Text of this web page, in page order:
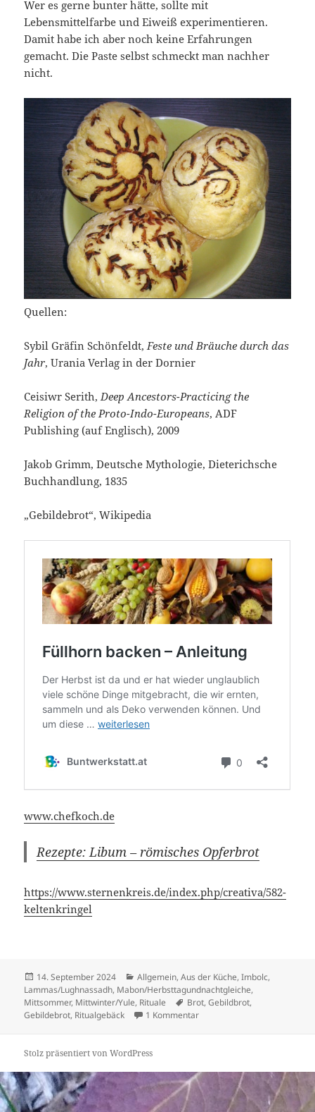
Wer es gerne bunter hätte, sollte mit
Lebensmittelfarbe und Eiweiß experimentieren.
Damit habe ich aber noch keine Erfahrungen
gemacht. Die Paste selbst schmeckt man nachher
nicht.
Quellen:
Sybil Gräfin Schönfeldt,Feste und Bräuche durch das
Jahr, Urania Verlag in der Dornier
Ceisiwr Serith,Deep Ancestors-Practicing the
Religion of the Proto-Indo-Europeans, ADF
Publishing (auf Englisch), 2009
Jakob Grimm, Deutsche Mythologie, Dieterichsche
Buchhandlung, 1835
„Gebildebrot“, Wikipedia
www.chefkoch.de
Rezepte: Libum – römisches Opferbrot
https://www.sternenkreis.de/index.php/creativa/582-
keltenkringel
Veröffentlicht
am
14. September 2024 Kategorien
Allgemein,Aus der Küche,Imbolc,
Lammas/Lughnassadh, Mabon/Herbsttagundnachtgleiche,
Mittsommer, Mittwinter/Yule, Rituale Schlagwörter
Brot,Gebildbrot,
Gebildebrot, Ritualgebäck 1 Kommentarzu Brot und Gebäck im
Stolz präsentiert von WordPress